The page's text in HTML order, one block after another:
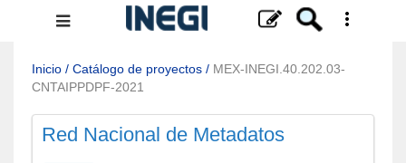
Menú
navegación
Inicio / Catálogo de proyectos / MEX-INEGI.40.202.03-
CNTAIPPDPF-2021
Red Nacional de Metadatos